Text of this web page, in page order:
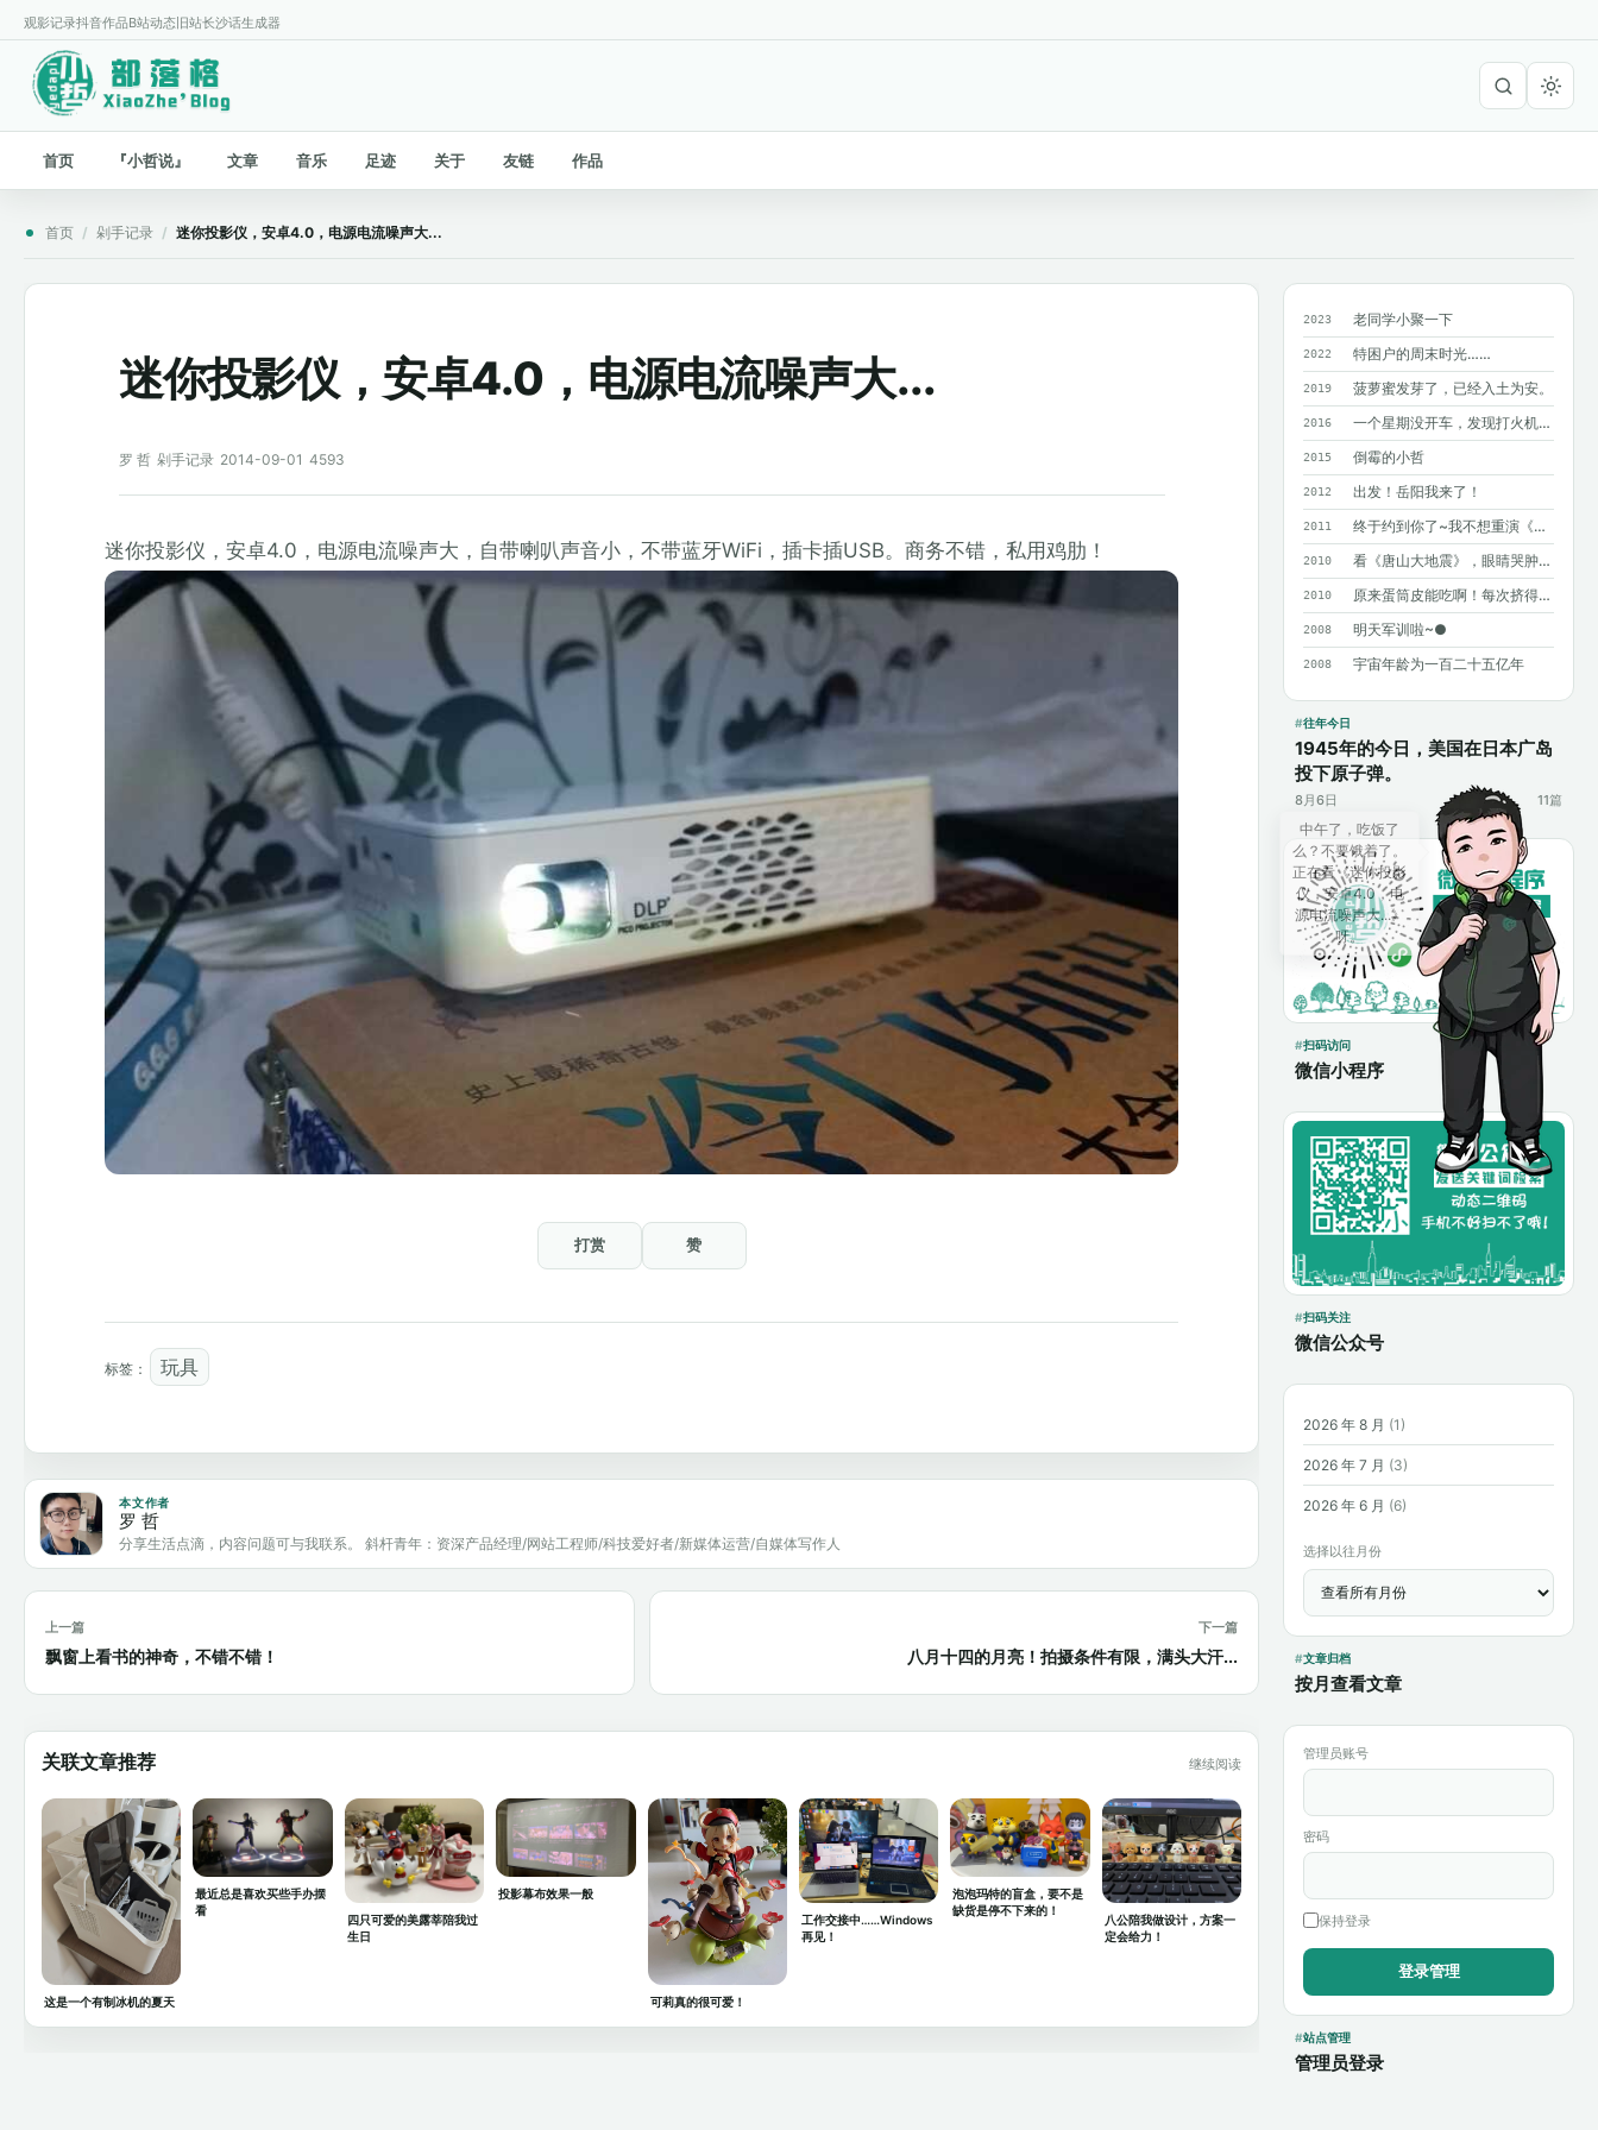
观影记录抖音作品B站动态 旧站长沙话生成器
首页 『小哲说』 文章 音乐 足迹 关于 友链 作品
首页 / 剁手记录 / 迷你投影仪，安卓4.0，电源电流噪声大...
2023 老同学小聚一下
2022 特困户的周末时光……
2019 菠萝蜜发芽了，已经入土为安。
2016 一个星期没开车，发现打火机在暴晒的车里爆了！?
2015 倒霉的小哲
2012 出发！岳阳我来了！
2011 终于约到你了~我不想重演《同桌的你》M...
2010 看《唐山大地震》，眼睛哭肿了……
2010 原来蛋筒皮能吃啊！每次挤得满手都是……
2008 明天军训啦~●
2008 宇宙年龄为一百二十五亿年
往年今日
1945年的今日，美国在日本广岛
投下原子弹。
8月6日 11篇
扫码访问
微信小程序
扫码关注
微信公众号
2026 年 8 月 (1)
2026 年 7 月 (3)
2026 年 6 月 (6)
选择以往月份
文章归档
按月查看文章
管理员账号
密码
保持登录
站点管理
管理员登录
迷你投影仪，安卓4.0，电源电流噪声大...
罗 哲 剁手记录 2014-09-01 4593
迷你投影仪，安卓4.0，电源电流噪声大，自带喇叭声音小，不带蓝牙WiFi，插卡插USB。商务不错，私用鸡肋！
打赏 赞
标签： 玩具
本文作者
罗 哲
分享生活点滴，内容问题可与我联系。 斜杆青年：资深产品经理/网站工程师/科技爱好者/新媒体运营/自媒体写作人
上一篇
飘窗上看书的神奇，不错不错！
下一篇
八月十四的月亮！拍摄条件有限，满头大汗...
关联文章推荐 继续阅读
这是一个有制冰机的夏天
最近总是喜欢买些手办摆
看
四只可爱的美露莘陪我过
生日
投影幕布效果一般
可莉真的很可爱！
工作交接中……Windows
再见！
泡泡玛特的盲盒，要不是
缺货是停不下来的！
八公陪我做设计，方案一
定会给力！